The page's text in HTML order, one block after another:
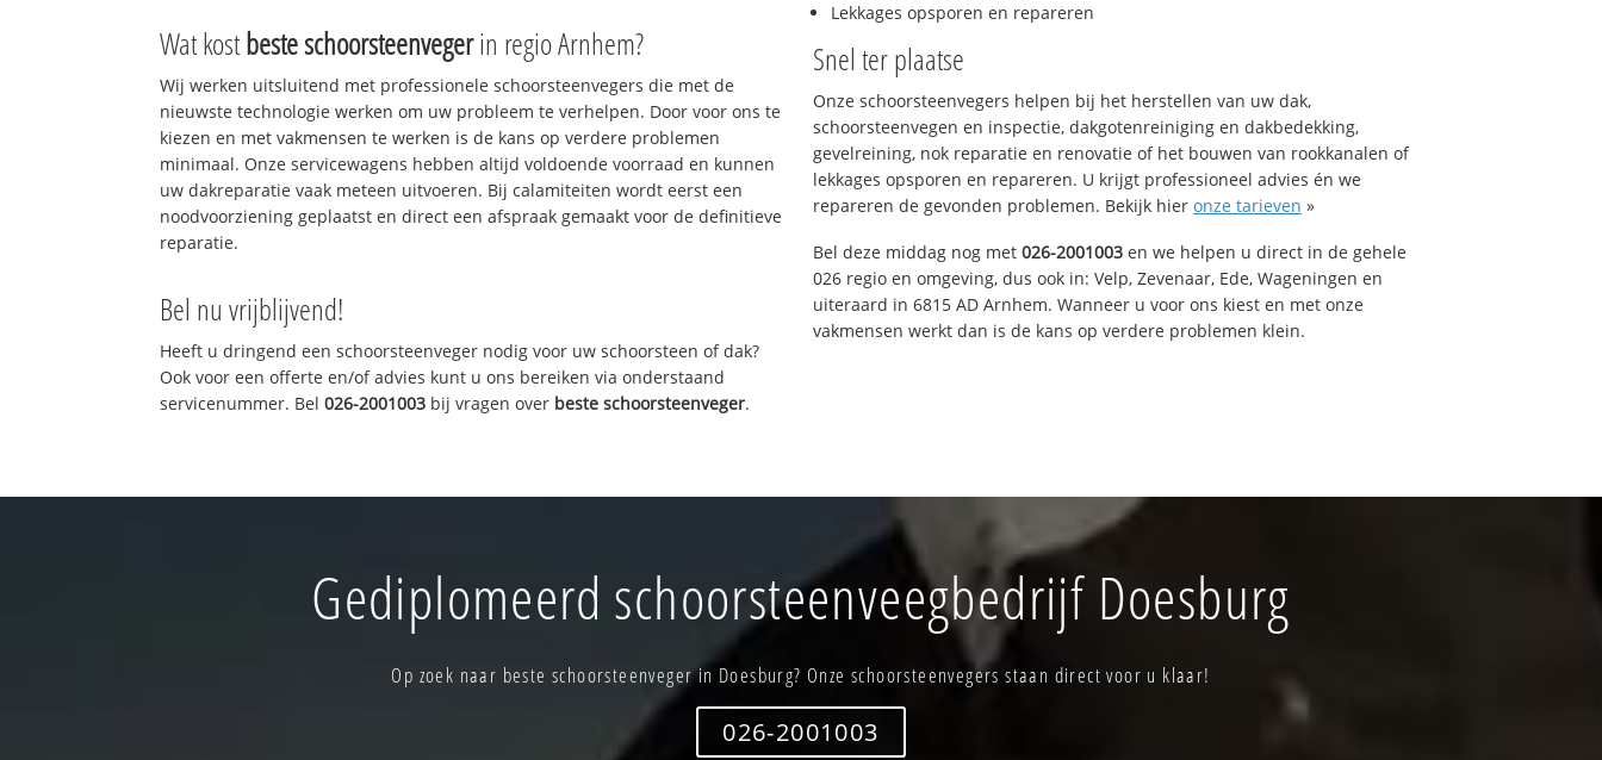
Wat kostbeste schoorsteenvegerin regio Arnhem?
Wij werken uitsluitend met professionele schoorsteenvegers die met de
nieuwste technologie werken om uw probleem te verhelpen. Door voor ons te
kiezen en met vakmensen te werken is de kans op verdere problemen
minimaal. Onze servicewagens hebben altijd voldoende voorraad en kunnen
uw dakreparatie vaak meteen uitvoeren. Bij calamiteiten wordt eerst een
noodvoorziening geplaatst en direct een afspraak gemaakt voor de definitieve
reparatie.
Bel nu vrijblijvend!
Heeft u dringend een schoorsteenveger nodig voor uw schoorsteen of dak?
Ook voor een offerte en/of advies kunt u ons bereiken via onderstaand
servicenummer. Bel026-2001003 bij vragen over beste schoorsteenveger.
Lekkages opsporen en repareren
Snel ter plaatse
Onze schoorsteenvegers helpen bij het herstellen van uw dak,
schoorsteenvegen en inspectie, dakgotenreiniging en dakbedekking,
gevelreining, nok reparatie en renovatie of het bouwen van rookkanalen of
lekkages opsporen en repareren. U krijgt professioneel advies én we
repareren de gevonden problemen. Bekijk hier onze tarieven »
Bel deze middag nog met 026-2001003 en we helpen u direct in de gehele
026 regio en omgeving, dus ook in: Velp, Zevenaar, Ede, Wageningen en
uiteraard in 6815 AD Arnhem. Wanneer u voor ons kiest en met onze
vakmensen werkt dan is de kans op verdere problemen klein.
Gediplomeerd schoorsteenveegbedrijf Doesburg
Op zoek naar beste schoorsteenveger in Doesburg? Onze schoorsteenvegers staan direct voor u klaar!
026-2001003